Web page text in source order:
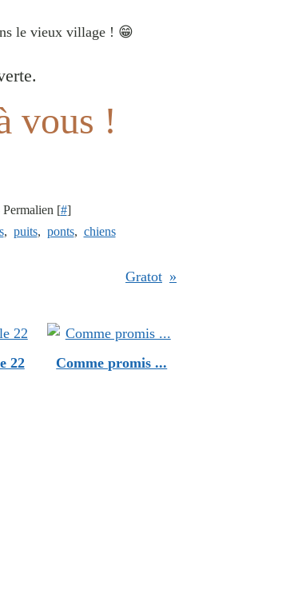
le vieux village ! 😁
vous !
[#]
, puits, ponts, chiens
Gratot
22 Comme promis ...